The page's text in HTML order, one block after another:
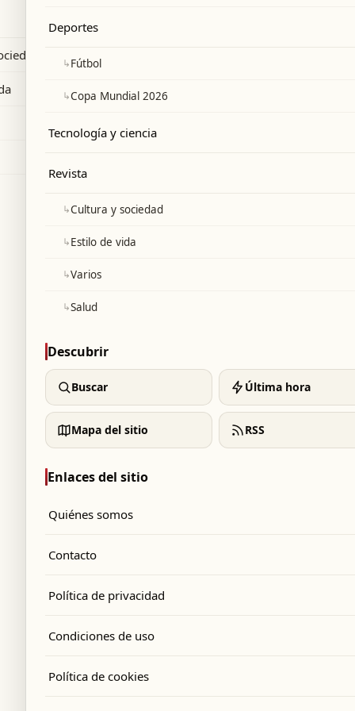
F-35 a Ankara.
Deportes
↳Fútbol
↳Copa Mundial 2026
Tecnología y ciencia
Revista
↳Cultura y sociedad
↳Estilo de vida
↳Varios
↳Salud
Descubrir
Buscar Última hora
Mapa del sitio RSS
Enlaces del sitio
Quiénes somos
Contacto
Política de privacidad
Condiciones de uso
Política de cookies